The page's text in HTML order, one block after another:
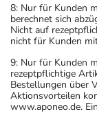
8: Nur für Kunden
berechnet sich
Nicht auf
nicht für Kunden
9: Nur für Kunden
rezeptpflichtige
Bestellungen über
Aktionsvorteilen
www.aponeo.de.